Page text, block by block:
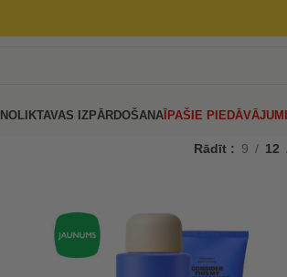
NOLIKTAVAS IZPĀRDOŠANAĪPAŠIE PIEDĀVĀJUMI
Rādīt 9 12